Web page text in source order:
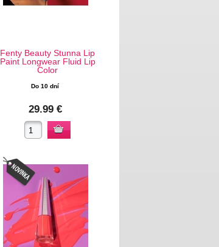
Fenty Beauty Stunna Lip
Paint Longwear Fluid Lip
Color
Do 10 dní
29.99 €